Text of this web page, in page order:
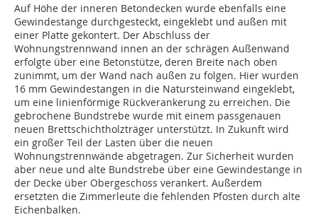
Auf Höhe der inneren Betondecken wurde ebenfalls eine
Gewindestange durchgesteckt, eingeklebt und außen mit
einer Platte gekontert. Der Abschluss der
Wohnungstrennwand innen an der schrägen Außenwand
erfolgte über eine Betonstütze, deren Breite nach oben
zunimmt, um der Wand nach außen zu folgen. Hier wurden
16 mm Gewindestangen in die Natursteinwand eingeklebt,
um eine linienförmige Rückverankerung zu erreichen. Die
gebrochene Bundstrebe wurde mit einem passgenauen
neuen Brettschichtholzträger unterstützt. In Zukunft wird
ein großer Teil der Lasten über die neuen
Wohnungstrennwände abgetragen. Zur Sicherheit wurden
aber neue und alte Bundstrebe über eine Gewindestange in
der Decke über Obergeschoss verankert. Außerdem
ersetzten die Zimmerleute die fehlenden Pfosten durch alte
Eichenbalken.